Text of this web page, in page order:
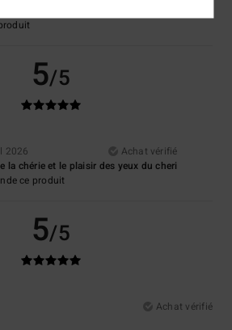
5/5
2026
Achat vérifié
la chérie et le plaisir des yeux du cheri
ce produit
5/5
Achat vérifié